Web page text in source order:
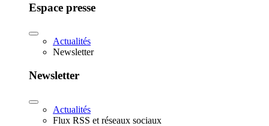
Espace presse
Actualités
Newsletter
Newsletter
Actualités
Flux RSS et réseaux sociaux